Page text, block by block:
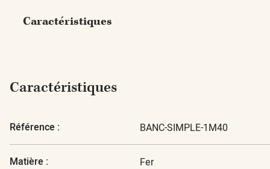
Caractéristiques
Caractéristiques
Référence : BANC-SIMPLE-1M40
Matière : Fer